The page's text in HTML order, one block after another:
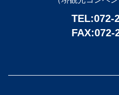
TEL:072-
FAX:072-